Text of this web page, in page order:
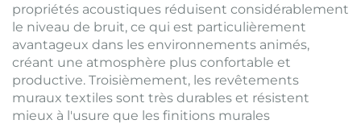
propriétés acoustiques réduisent considérablement
le niveau de bruit, ce qui est particulièrement
avantageux dans les environnements animés,
créant une atmosphère plus confortable et
productive. Troisièmement, les revêtements
muraux textiles sont très durables et résistent
mieux à l'usure que les finitions murales